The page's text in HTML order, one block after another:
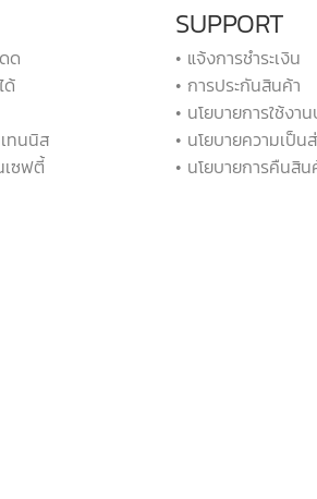
ด
ด้
ทนนิส
เซฟตี้
SUPPORT
• แจ้งการชำระเงิน
• การประกันสินค้า
• นโยบายการใช้งา
• นโยบายความเป็น
• นโยบายการคืนสิน